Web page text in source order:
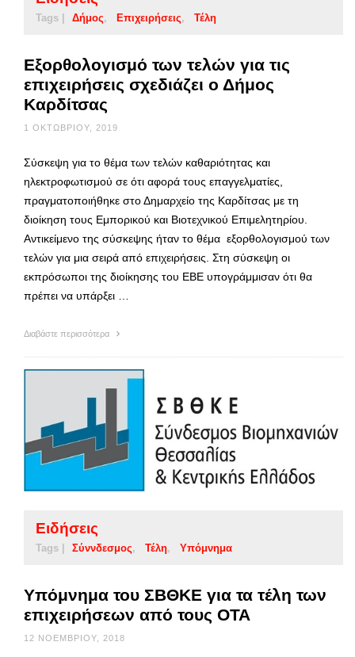
Tags | Δήμος Επιχειρήσεις Τέλη
Εξορθολογισμό των τελών για τις
επιχειρήσεις σχεδιάζει ο Δήμος
Καρδίτσας
1 ΟΚΤΩΒΡΊΟΥ, 2019
Σύσκεψη για το θέμα των τελών καθαριότητας και
ηλεκτροφωτισμού σε ότι αφορά τους επαγγελματίες,
πραγματοποιήθηκε στο Δημαρχείο της Καρδίτσας με τη
διοίκηση τους Εμπορικού και Βιοτεχνικού Επιμελητηρίου.
Αντικείμενο της σύσκεψης ήταν το θέμα εξορθολογισμού των
τελών για μια σειρά από επιχειρήσεις. Στη σύσκεψη οι
εκπρόσωποι της διοίκησης του ΕΒΕ υπογράμμισαν ότι θα
πρέπει να υπάρξει …
Διαβάστε περισσότερα
Ειδήσεις
Tags | Σύννδεσμος Τέλη Υπόμνημα
Υπόμνημα του ΣΒΘΚΕ για τα τέλη των
επιχειρήσεων από τους ΟΤΑ
12 ΝΟΕΜΒΡΊΟΥ, 2018